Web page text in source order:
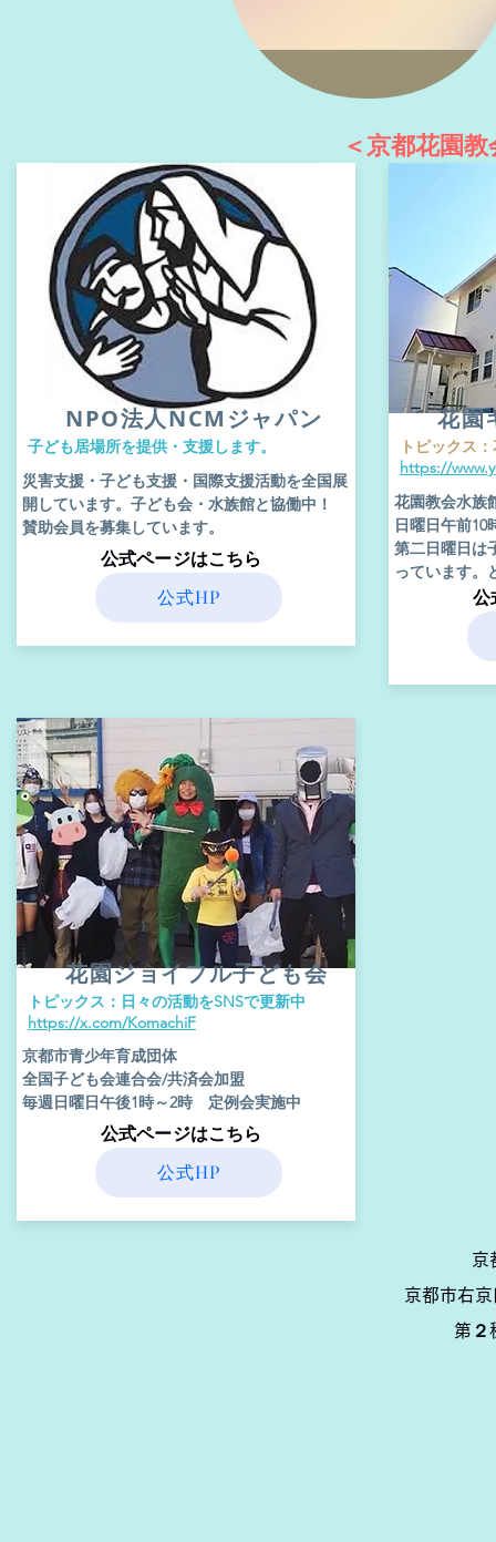
＜京都花園
​NPO法人NCMジャパン
​子ども居場所を提供・支援します。
​災害支援・子ども支援・国際支援活動を全国展
開しています。子ども会・水族館と協働中！
賛助会員を募集しています。
​公式ページはこちら
公式HP
花園
トピックス
https://
花園教会水族
日曜日午前
第二日曜日は
っています。
公
花園ジョイフル子ども会
​トピックス：日々の活動をSNSで更新中
​https://x.com/KomachiF
京都市青少年育成団体
全国子ども会連合会/共済会加盟
毎週日曜日午後1時～2時 定例会実施中
​公式ページはこちら
公式HP
京
京都市右
第２